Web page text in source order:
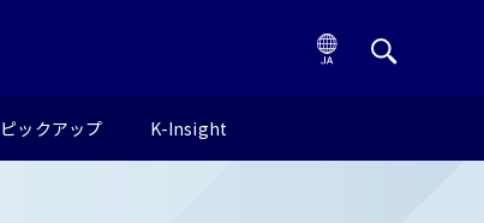
ピックアップ K-Insight